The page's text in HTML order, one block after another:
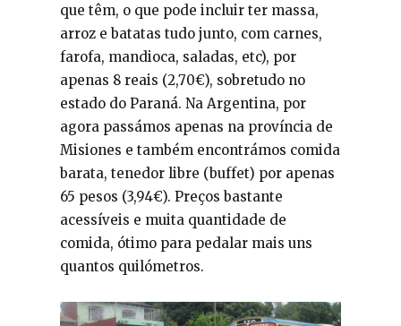
que têm, o que pode incluir ter massa,
arroz e batatas tudo junto, com carnes,
farofa, mandioca, saladas, etc), por
apenas 8 reais (2,70€), sobretudo no
estado do Paraná. Na Argentina, por
agora passámos apenas na província de
Misiones e também encontrámos comida
barata, tenedor libre (buffet) por apenas
65 pesos (3,94€). Preços bastante
acessíveis e muita quantidade de
comida, ótimo para pedalar mais uns
quantos quilómetros.